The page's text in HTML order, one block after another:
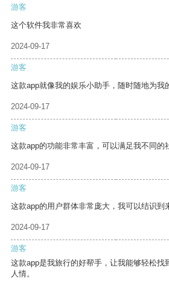
游客
这个软件我非常喜欢
2024-09-17
游客
这款app就像我的娱乐小助手，随时随地为我
2024-09-17
游客
这款app的功能非常丰富，可以满足我不同的
2024-09-17
游客
这款app的用户群体非常庞大，我可以结识到
2024-09-17
游客
这款app是我旅行的好帮手，让我能够轻松找
人情。